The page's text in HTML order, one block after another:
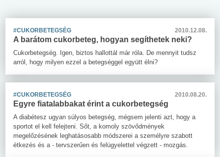
#CUKORBETEGSÉG 2010.12.08.
A barátom cukorbeteg, hogyan segíthetek neki?
Cukorbetegség. Igen, biztos hallottál már róla. De mennyit tudsz
arról, hogy milyen ezzel a betegséggel együtt élni?
#CUKORBETEGSÉG 2010.08.20.
Egyre fiatalabbakat érint a cukorbetegség
A diabétesz ugyan súlyos betegség, mégsem jelenti azt, hogy a
sportot el kell felejteni. Sőt, a komoly szövődmények
megelőzésének leghatásosabb módszerei a személyre szabott
étkezés és a - tervszerűen és felügyelettel végzett - mozgás.